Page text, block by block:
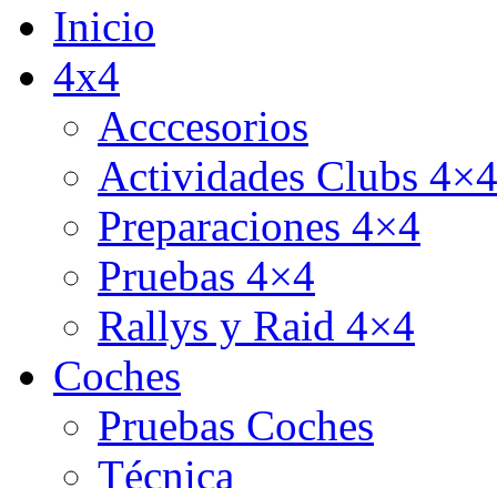
Inicio
4x4
Acccesorios
Actividades Clubs 4×4
Preparaciones 4×4
Pruebas 4×4
Rallys y Raid 4×4
Coches
Pruebas Coches
Técnica